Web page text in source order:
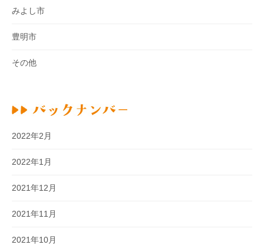
みよし市
豊明市
その他
2022年2月
2022年1月
2021年12月
2021年11月
2021年10月